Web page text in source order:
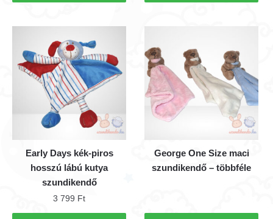
Early Days kék-piros
hosszú lábú kutya
szundikendő
3 799 Ft
George One Size maci
szundikendő – többféle